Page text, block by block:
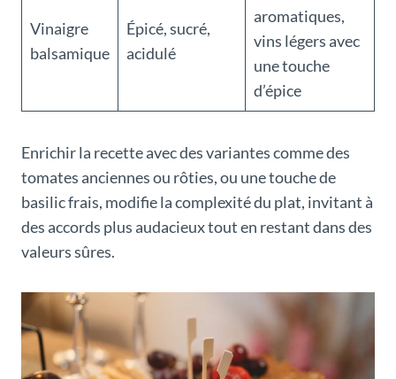
Vinaigre
balsamique
Épicé, sucré,
acidulé
aromatiques,
vins légers avec
une touche
d’épice
Enrichir la recette avec des variantes comme des
tomates anciennes ou rôties, ou une touche de
basilic frais, modifie la complexité du plat, invitant à
des accords plus audacieux tout en restant dans des
valeurs sûres.